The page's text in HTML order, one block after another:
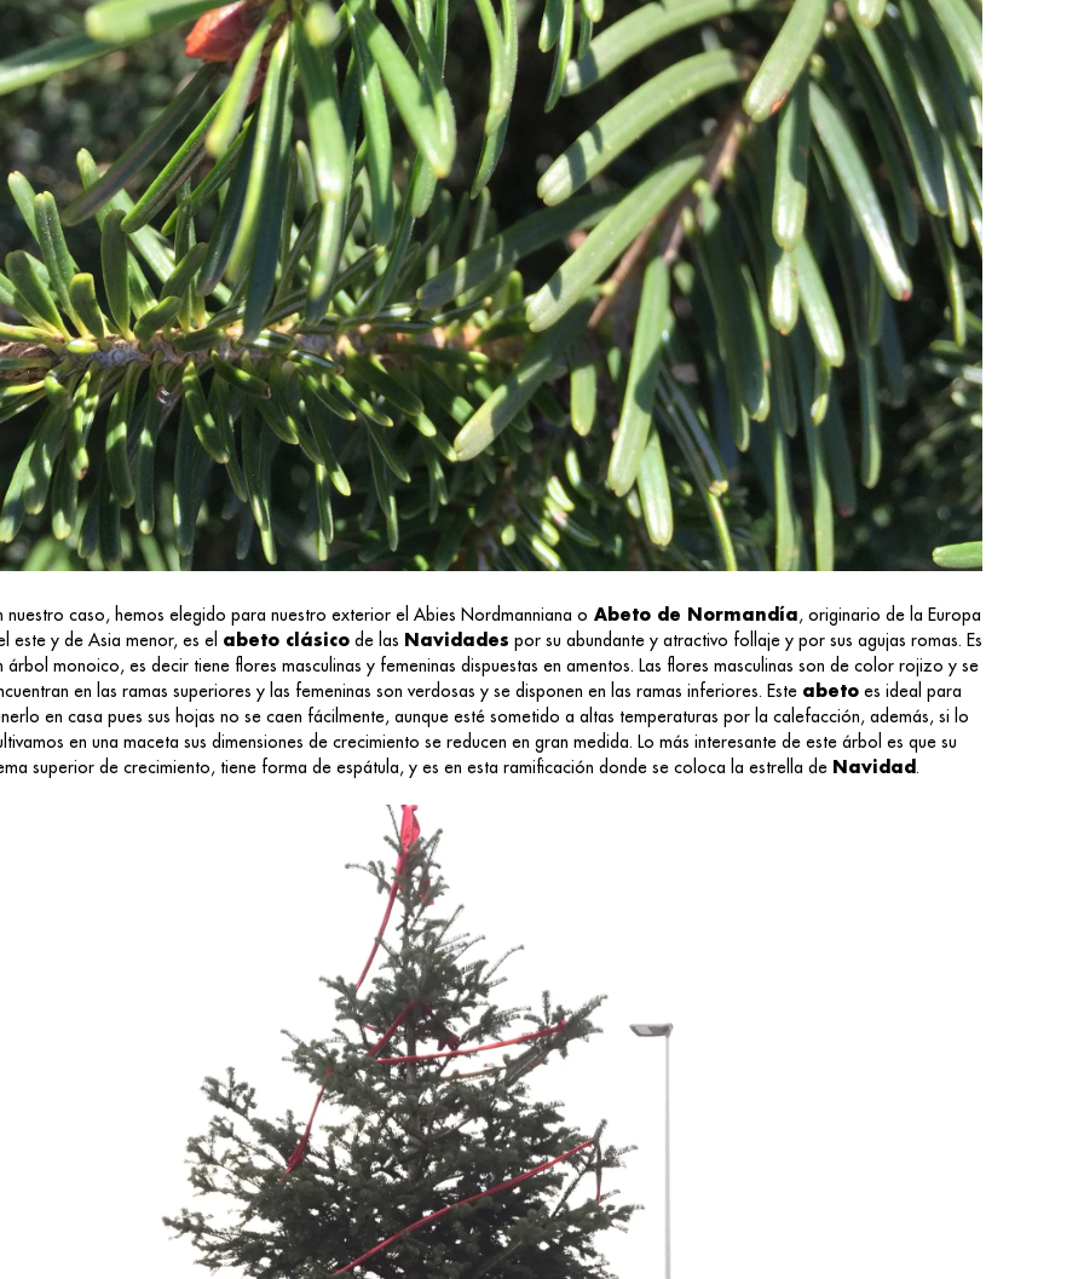
nuestro caso, hemos elegido para nuestro exterior el Abies Nordmanniana o Abeto de Normandía , originario de la Europa
este y de Asia menor, es el abeto clásicode las Navidades por su abundante y atractivo follaje y por sus agujas romas. Es
árbol monoico, es decir tiene flores masculinas y femeninas dispuestas en amentos. Las flores masculinas son de color rojizo y se
en las ramas superiores y las femeninas son verdosas y se disponen en las ramas inferiores. Este abetoes ideal para
en casa pues sus hojas no se caen fácilmente, aunque esté sometido a altas temperaturas por la calefacción, además, si lo
en una maceta sus dimensiones de crecimiento se reducen en gran medida. Lo más interesante de este árbol es que su
superior de crecimiento, tiene forma de espátula, y es en esta ramificación donde se coloca la estrella de Navidad .